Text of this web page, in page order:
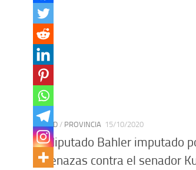
CIUDAD / PROVINCIA 15/10/2020
Ex diputado Bahler imputado
amenazas contra el senador